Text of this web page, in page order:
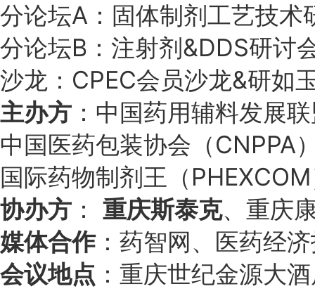
分论坛A：固体制剂工艺技术
分论坛B：注射剂&DDS研讨
沙龙：CPEC会员沙龙&研如
主办方 ：中国药用辅料发展
中国医药包装协会（CNPPA
国际药物制剂王（
协办方 ： 重庆斯泰克、重庆
媒体合作：药智网、医药经
会议地点 ：重庆世纪金源大